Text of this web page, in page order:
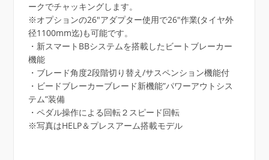
ークでチャッキングします。
※オプションの26″アダプター使用で26″作業(タイヤ外
径1100mm迄)も可能です。
・新スマートBBシステムを搭載したビートブレーカー
機能
・ブレード角度2段階切り替え/サスペンション機能付
・ビードブレーカーブレード新機能”パワーアウトシス
テム”装備
・ペダル操作による回転２スピード回転
※写真はHELP＆プレスアーム搭載モデル